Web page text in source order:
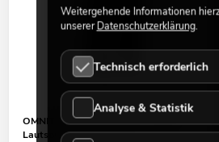
OMNITRONIC XNG-210A 2-Wege
Lautsprecher, aktiv, DSP
Weitergehende Informationen
unsererDatenschutzerklärung.
Technisch erforderlich
Analyse & Statistik